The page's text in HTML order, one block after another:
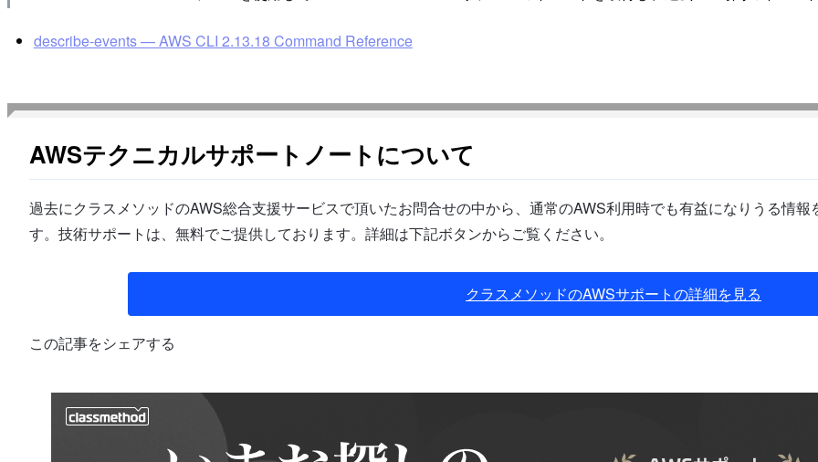
describe-events — AWS CLI 2.13.18 Command Reference
AWSテクニカルサポートノートについて
過去にクラスメソッドのAWS総合支援サービスで頂いたお問合せの中から、通常のAWS利用時でも有益になりうる情
す。技術サポートは、無料でご提供しております。詳細は下記ボタンからご覧ください。
クラスメソッドのAWSサポートの詳細を見る
この記事をシェアする